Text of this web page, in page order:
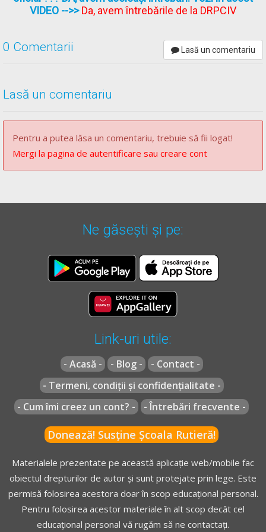
** Regulament =
REGULAMENT de aplicare a OUG 195/2002
VIDEO -->>Da, avem întrebările de la DRPCIV
0 Comentarii Lasă un comentariu
Lasă un comentariu
Pentru a putea lăsa un comentariu, trebuie să fii logat!
Mergi la pagina de autentificare sau creare cont
Ne găsești și pe:
Link-uri utile:
- Acasă - - Blog -
- Contact -
- Termeni, condiții și confidențialitate -
- Cum îmi creez un cont? -
- Întrebări frecvente -
Donează! Susține Școala Rutieră!
Materialele prezentate pe această aplicație web/mobile fac
obiectul drepturilor de autor și sunt protejate prin lege. Este
permisă folosirea acestora doar în scop educațional personal.
Pentru folosirea acestor materiale în alt scop decât cel
educațional personal vă rugăm să ne contactați.